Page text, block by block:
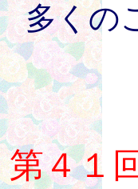
多くの
第４１